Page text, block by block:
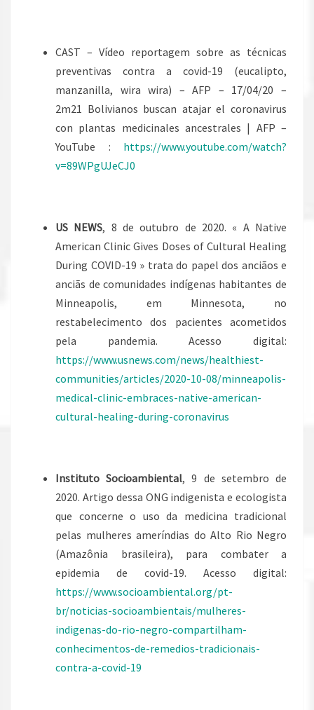
CAST – Vídeo reportagem sobre as técnicas
preventivas contra a covid-19 (eucalipto,
manzanilla, wira wira) – AFP – 17/04/20 –
2m21 Bolivianos buscan atajar el coronavirus
con plantas medicinales ancestrales | AFP –
YouTube : https://www.youtube.com/watch?
v=89WPgUJeCJ0
US NEWS, 8 de outubro de 2020. « A Native
American Clinic Gives Doses of Cultural Healing
During COVID-19 » trata do papel dos anciãos e
anciãs de comunidades indígenas habitantes de
Minneapolis, em Minnesota, no
restabelecimento dos pacientes acometidos
pela pandemia. Acesso digital:
https://www.usnews.com/news/healthiest-
communities/articles/2020-10-08/minneapolis-
medical-clinic-embraces-native-american-
cultural-healing-during-coronavirus
Instituto Socioambiental, 9 de setembro de
2020. Artigo dessa ONG indigenista e ecologista
que concerne o uso da medicina tradicional
pelas mulheres ameríndias do Alto Rio Negro
(Amazônia brasileira), para combater a
epidemia de covid-19. Acesso digital:
https://www.socioambiental.org/pt-
br/noticias-socioambientais/mulheres-
indigenas-do-rio-negro-compartilham-
conhecimentos-de-remedios-tradicionais-
contra-a-covid-19